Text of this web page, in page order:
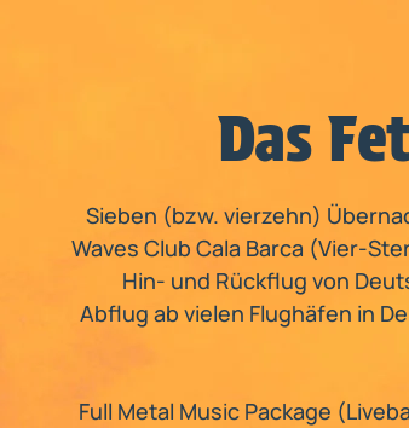
Das
Sieben (bzw. vierzehn)
Waves Club Cala Barca (Vier-
Hin- und Rückflug von
Abflug ab vielen Flughäfen in
Full Metal Music Package